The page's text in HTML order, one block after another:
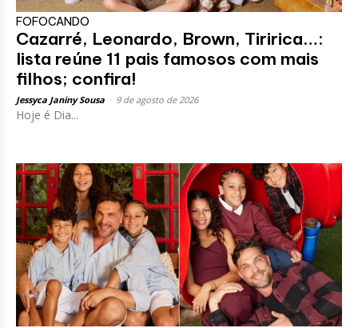
FOFOCANDO
Cazarré, Leonardo, Brown, Tiririca…:
lista reúne 11 pais famosos com mais
filhos; confira!
Jessyca Janiny Sousa 9 de agosto de 2026
Hoje é Dia...